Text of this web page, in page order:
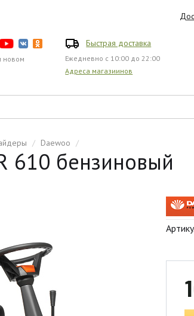
новом
Быстрая доставка
Ежедневно с 10:00 до 22:00
Адреса магазиинов
/ Daewoo /
610 бензиновый